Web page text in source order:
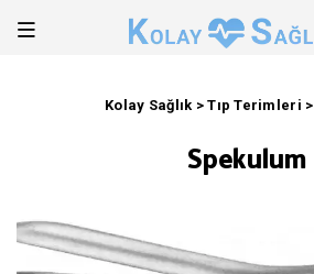
Kolay Sağlık>Tıp Terimleri >
Spekulum